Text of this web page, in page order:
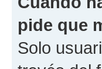
pide que
Solo